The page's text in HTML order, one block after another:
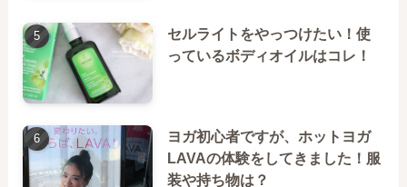
セルライトをやっつけたい！使
っているボディオイルはコレ！
ヨガ初心者ですが、ホットヨガ
LAVAの体験をしてきました！服
装や持ち物は？